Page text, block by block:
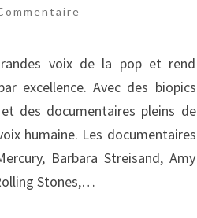
voix de la pop et rend
excellence. Avec des biopics
des documentaires pleins de
humaine. Les documentaires
Barbara Streisand, Amy
Stones,…